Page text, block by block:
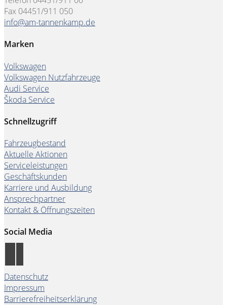
Fax 04451/911 050
info@am-tannenkamp.de
Marken
Volkswagen
Volkswagen Nutzfahrzeuge
Audi Service
Škoda Service
Schnellzugriff
Fahrzeugbestand
Aktuelle Aktionen
Serviceleistungen
Geschäftskunden
Karriere und Ausbildung
Ansprechpartner
Kontakt & Öffnungszeiten
Social Media
Datenschutz
Impressum
Barrierefreiheitserklärung